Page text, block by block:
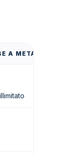
A META/VIAGGIO)